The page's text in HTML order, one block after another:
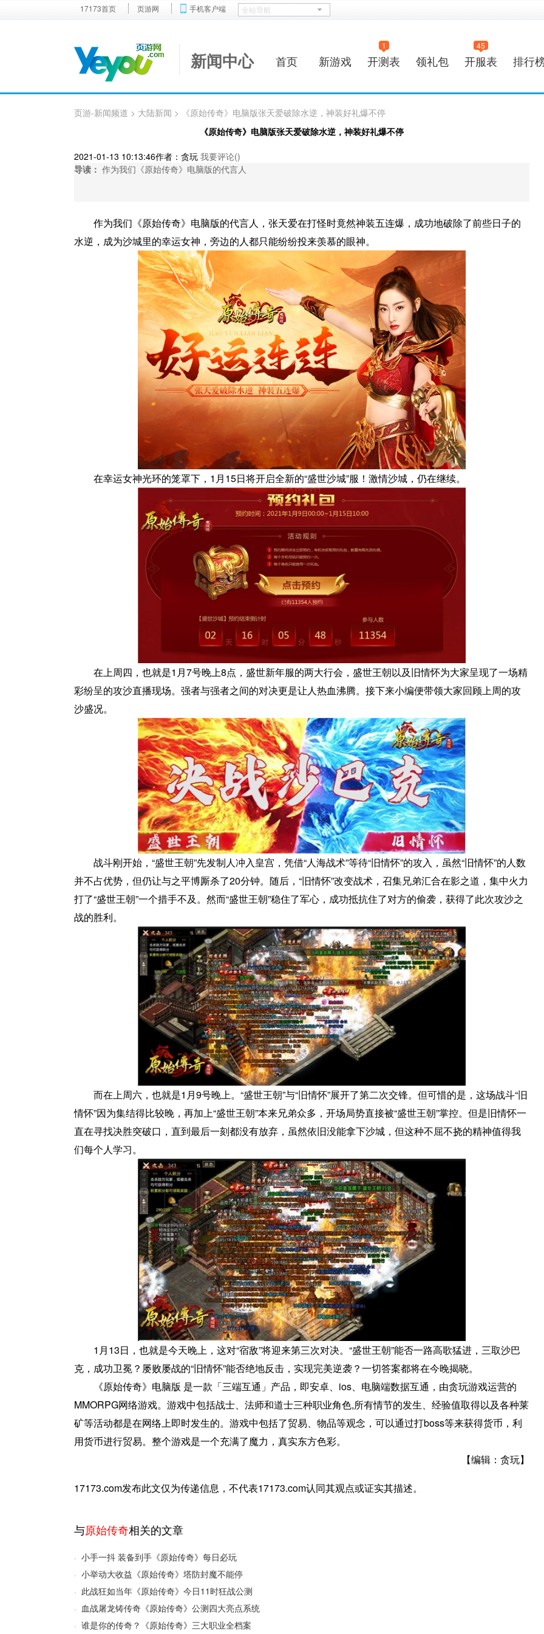
17173首页 页游网 手机客户端
新闻中心 首页 新游戏 开测表
1
领礼包 开服表
45
排行
页游-新闻频道 > 大陆新闻 > 《原始传奇》电脑版张天爱破除水逆，神装好礼爆不停
《原始传奇》电脑版张天爱破除水逆，神装好礼爆不停
2021-01-13 10:13:46作者：贪玩 我要评论()
导读： 作为我们《原始传奇》电脑版的代言人
作为我们《原始传奇》电脑版的代言人，张天爱在打怪时竟然神装五连爆，成功地破除了前些日子的
水逆，成为沙城里的幸运女神，旁边的人都只能纷纷投来羡慕的眼神。
在幸运女神光环的笼罩下，1月15日将开启全新的“盛世沙城”服！激情沙城，仍在继续。
在上周四，也就是1月7号晚上8点，盛世新年服的两大行会，盛世王朝以及旧情怀为大家呈现了一场精
彩纷呈的攻沙直播现场。强者与强者之间的对决更是让人热血沸腾。接下来小编便带领大家回顾上周的攻
沙盛况。
战斗刚开始，“盛世王朝”先发制人冲入皇宫，凭借“人海战术”等待“旧情怀”的攻入，虽然“旧情怀”的人数
并不占优势，但仍让与之平博厮杀了20分钟。随后，“旧情怀”改变战术，召集兄弟汇合在影之道，集中火力
打了“盛世王朝”一个措手不及。然而“盛世王朝”稳住了军心，成功抵抗住了对方的偷袭，获得了此次攻沙之
战的胜利。
而在上周六，也就是1月9号晚上。“盛世王朝”与“旧情怀”展开了第二次交锋。但可惜的是，这场战斗“旧
情怀”因为集结得比较晚，再加上“盛世王朝”本来兄弟众多，开场局势直接被“盛世王朝”掌控。但是旧情怀一
直在寻找决胜突破口，直到最后一刻都没有放弃，虽然依旧没能拿下沙城，但这种不屈不挠的精神值得我
们每个人学习。
1月13日，也就是今天晚上，这对“宿敌”将迎来第三次对决。“盛世王朝”能否一路高歌猛进，三取沙巴
克，成功卫冕？屡败屡战的“旧情怀”能否绝地反击，实现完美逆袭？一切答案都将在今晚揭晓。
《原始传奇》电脑版 是一款「三端互通」产品，即安卓、ios、电脑端数据互通，由贪玩游戏运营的
MMORPG网络游戏。游戏中包括战士、法师和道士三种职业角色,所有情节的发生、经验值取得以及各种莱
矿等活动都是在网络上即时发生的。游戏中包括了贸易、物品等观念，可以通过打boss等来获得货币，利
用货币进行贸易。整个游戏是一个充满了魔力，真实东方色彩。
【编辑：贪玩】
17173.com发布此文仅为传递信息，不代表17173.com认同其观点或证实其描述。
与原始传奇相关的文章
· 小手一抖 装备到手《原始传奇》每日必玩
· 小举动大收益《原始传奇》塔防封魔不能停
· 此战狂如当年《原始传奇》今日11时狂战公测
· 血战屠龙铸传奇《原始传奇》公测四大亮点系统
· 谁是你的传奇？《原始传奇》三大职业全档案